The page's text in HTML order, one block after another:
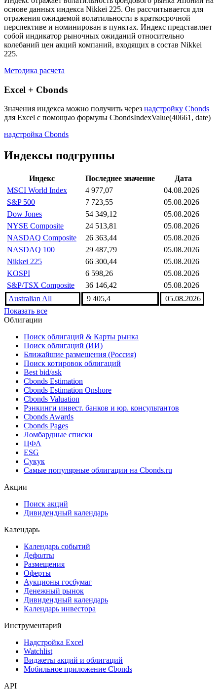
основе данных индекса Nikkei 225. Он рассчитывается для
отражения ожидаемой волатильности в краткосрочной
перспективе и номинирован в пунктах. Индекс представляет
собой индикатор рыночных ожиданий относительно
колебаний цен акций компаний, входящих в состав Nikkei
225.
Методика расчета
Excel + Cbonds
Значения индекса можно получить через надстройку Cbonds
для Excel с помощью формулы CbondsIndexValue(40661, date)
надстройка Cbonds
Индексы подгруппы
Индекс Последнее значение
Дата
MSCI World Index
4 977,07
04.08.2026
S&P 500
7 723,55
05.08.2026
Dow Jones
54 349,12
05.08.2026
NYSE Composite
24 513,81
05.08.2026
NASDAQ Composite
26 363,44
05.08.2026
NASDAQ 100
29 487,79
05.08.2026
Nikkei 225
66 300,44
05.08.2026
KOSPI
6 598,26
05.08.2026
S&P/TSX Composite
36 146,42
05.08.2026
Australian All
9 405,4
05.08.2026
Показать все
Облигации
Поиск облигаций & Карты рынка
Поиск облигаций (ИИ)
Ближайшие размещения (Россия)
Поиск котировок облигаций
Best bid/ask
Cbonds Estimation
Cbonds Estimation Onshore
Cbonds Valuation
Рэнкинги инвест. банков и юр. консультантов
Cbonds Awards
Cbonds Pages
Ломбардные списки
ЦФА
ESG
Сукук
Самые популярные облигации на Cbonds.ru
Акции
Поиск акций
Дивидендный календарь
Календарь
Календарь событий
Дефолты
Размещения
Оферты
Аукционы госбумаг
Денежный рынок
Дивидендный календарь
Календарь инвестора
Инструментарий
Надстройка Excel
Watchlist
Виджеты акций и облигаций
Мобильное приложение Cbonds
API